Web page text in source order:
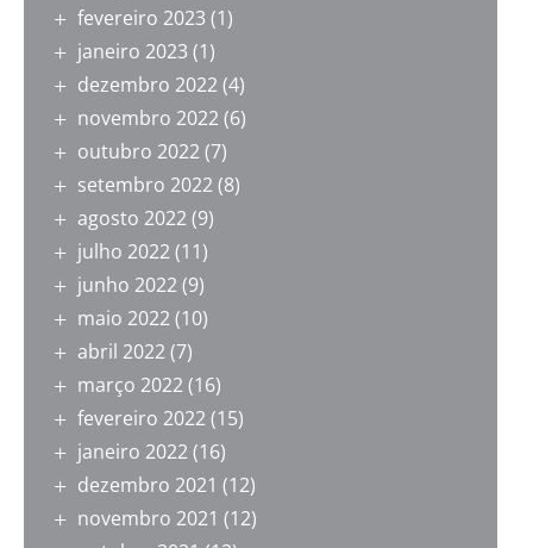
fevereiro 2023 (1)
janeiro 2023 (1)
dezembro 2022(4)
novembro 2022(6)
outubro 2022(7)
setembro 2022(8)
agosto 2022(9)
julho 2022(11)
junho 2022(9)
maio 2022(10)
abril 2022(7)
março 2022(16)
fevereiro 2022(15)
janeiro 2022(16)
dezembro 2021 (12)
novembro 2021 (12)